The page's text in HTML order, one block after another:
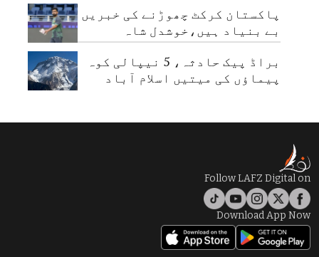
پاکستان کرکٹ چھوڑنے کی خبریں
بے بنیاد ہیں،خوشدل شاہ
براڈ پیک حادثہ، 5 نیپالی کوہ
پیماؤں کی میتیں اسلام آباد
Follow LAFZ Digital on
Download App Now